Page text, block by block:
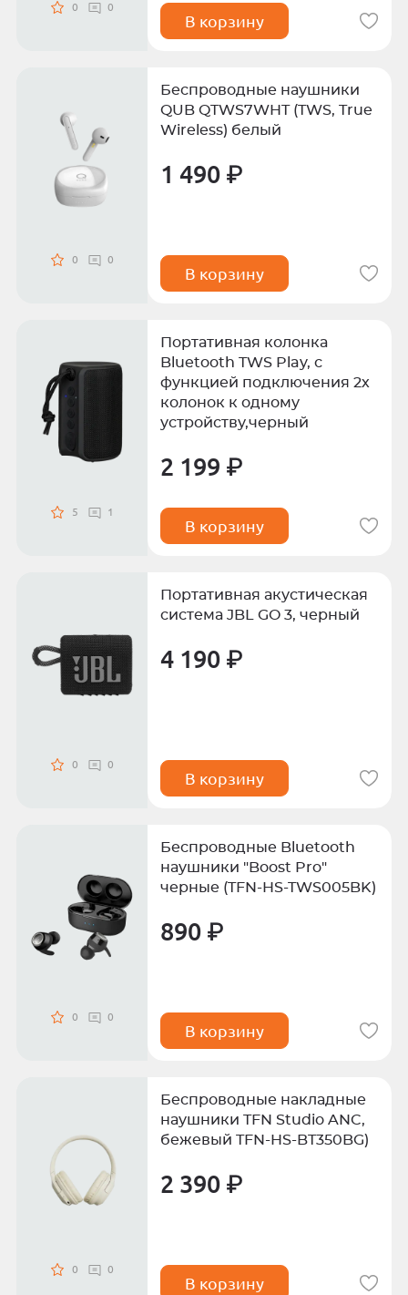
0 0
В корзину
0 0
Беспроводные наушники
QUB QTWS7WHT (TWS, True
Wireless) белый
1 490 ₽
В корзину
5 1
Портативная колонка
Bluetooth TWS Play, с
функцией подключения 2х
колонок к одному
устройству,черный
2 199 ₽
В корзину
0 0
Портативная акустическая
система JBL GO 3, черный
4 190 ₽
В корзину
0 0
Беспроводные Bluetooth
наушники "Boost Pro"
черные (TFN-HS-TWS005BK)
890 ₽
В корзину
0 0
Беспроводные накладные
наушники TFN Studio ANC,
бежевый TFN-HS-BT350BG)
2 390 ₽
В корзину